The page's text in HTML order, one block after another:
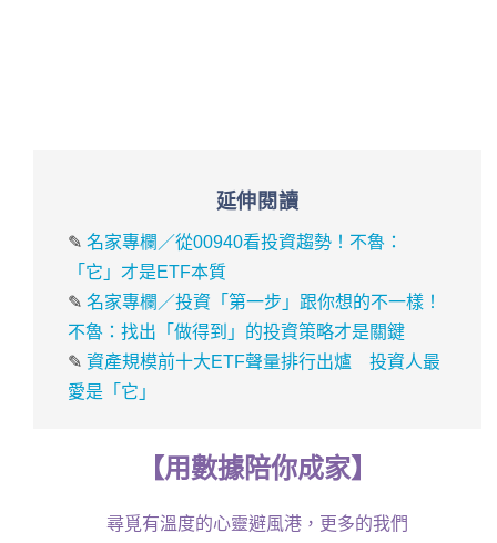
延伸閱讀
✎名家專欄／從00940看投資趨勢！不魯：
「它」才是ETF本質
✎名家專欄／投資「第一步」跟你想的不一樣！
不魯：找出「做得到」的投資策略才是關鍵
✎資產規模前十大ETF聲量排行出爐 投資人最
愛是「它」
【用數據陪你成家】
尋覓有溫度的心靈避風港，更多的我們